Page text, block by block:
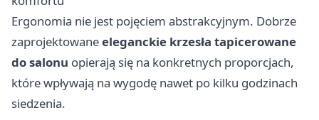
Ergonomia nie jest pojęciem abstrakcyjnym. Dobrze
zaprojektowaneeleganckie krzesła tapicerowane
do salonu opierają się na konkretnych proporcjach,
które wpływają na wygodę nawet po kilku godzinach
siedzenia.